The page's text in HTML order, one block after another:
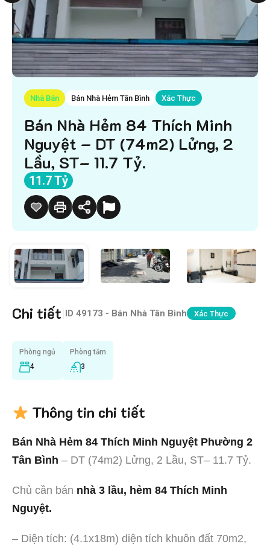
Nhà Bán Bán Nhà Hẻm Tân Bình Xác Thực
Bán Nhà Hẻm 84 Thích Minh
Nguyệt – DT (74m2) Lửng, 2
Lầu, ST– 11.7 Tỷ.
11.7 Tỷ
Chi tiết ID 49173 - Bán Nhà Tân Bình Xác Thực
Phòng ngủ
4
Phòng tắm
3
Thông tin chi tiết
Bán Nhà Hẻm 84 Thích Minh Nguyệt Phường 2
Tân Bình – DT (74m2) Lửng, 2 Lầu, ST– 11.7 Tỷ.
Chủ cần bán nhà 3 lầu, hẻm 84 Thích Minh
Nguyệt.
– Diện tích: (4.1x18m) diện tích khuôn đất 70m2,